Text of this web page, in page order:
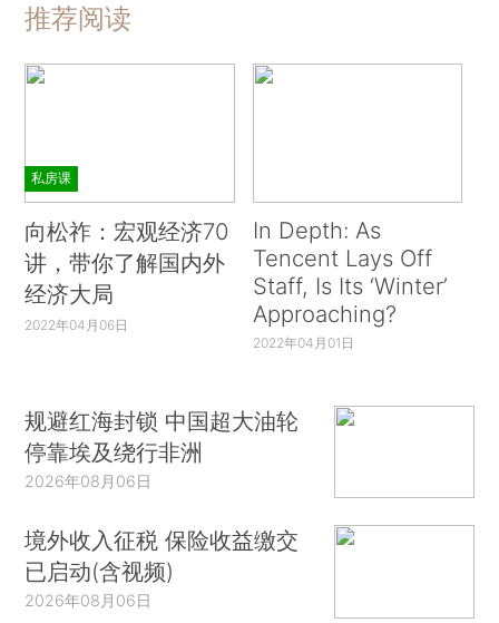
推荐阅读
私房课
向松祚：宏观经济70
讲，带你了解国内外
经济大局
2022年04月06日
In Depth: As
Tencent Lays Off
Staff, Is Its ‘Winter’
Approaching?
2022年04月01日
规避红海封锁 中国超大油轮
停靠埃及绕行非洲
2026年08月06日
境外收入征税 保险收益缴交
已启动(含视频)
2026年08月06日